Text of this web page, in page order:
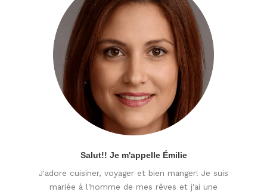
Salut!! Je m'appelle Émilie
J'adore cuisiner, voyager et bien manger! Je suis
mariée à l'homme de mes rêves et j'ai une